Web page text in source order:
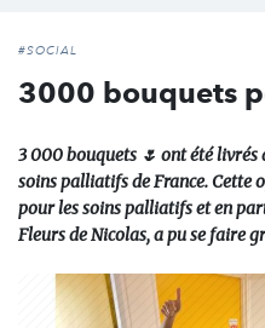
#SOCIAL
3000 bouquets
3 000 bouquets 🌷 ont été livrés
soins palliatifs de France. Cette
pour les soins palliatifs et en
Fleurs de Nicolas, a pu se faire